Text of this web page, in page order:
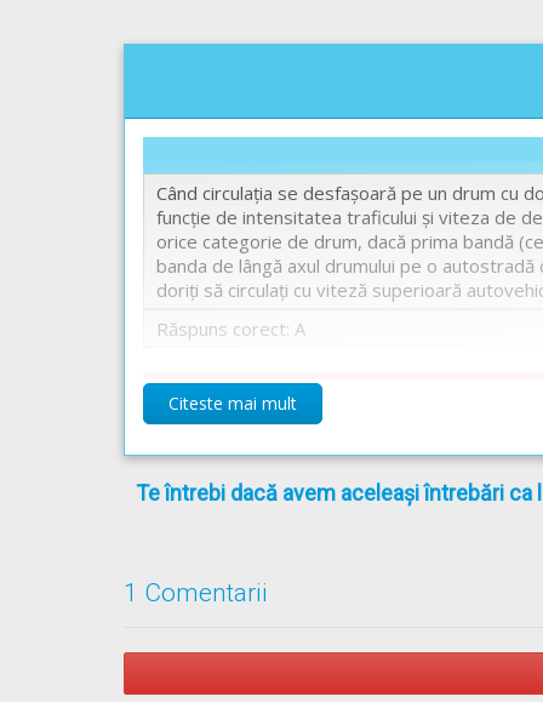
Când circulația se desfașoară pe un drum cu
funcție de intensitatea traficului și viteza de
orice categorie de drum, dacă prima bandă
banda de lângă axul drumului pe o
doriți să circulați cu viteză superioară
Răspuns corect: A
Art. 42. - Cand circulatia se desfasoara pe
traficului si viteza de deplasare, avand
Chestionare auto drpciv categoria D
Citeste mai mult
Te întrebi dacă avem aceleași întrebări ca
1 Comentarii